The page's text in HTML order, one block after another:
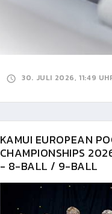
30. JULI 2026, 11:49
KAMUI EUROPEAN
CHAMPIONSHIPS
- 8-BALL / 9-BALL